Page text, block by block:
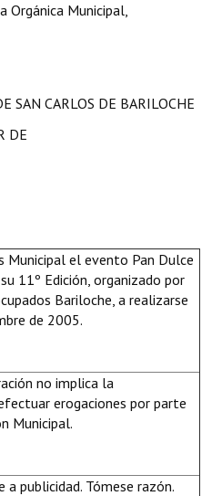
Orgánica Municipal,
SAN CARLOS DE BARILOCHE
DE
el evento Pan Dulce
11º Edición, organizado por
Bariloche, a realizarse
de 2005.
no implica la
erogaciones por parte
Municipal.
a publicidad. Tómese razón.